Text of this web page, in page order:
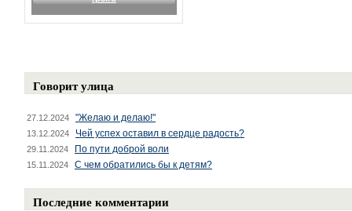
Говорит улица
27.12.2024 "Желаю и делаю!"
13.12.2024 Чей успех оставил в сердце радость?
29.11.2024 По пути доброй воли
15.11.2024 С чем обратились бы к детям?
Последние комментарии